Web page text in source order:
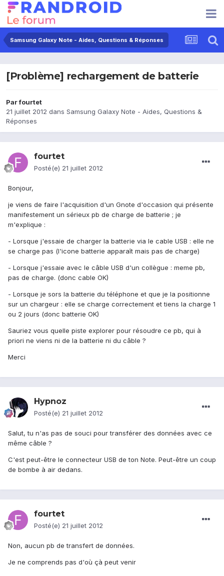
Samsung Galaxy Note - Aides, Questions & Réponses
[Problème] rechargement de batterie
Parfourtet
21 juillet 2012 dans Samsung Galaxy Note - Aides, Questions &
Réponses
fourtet
Posté(e) 21 juillet 2012
Bonjour,
je viens de faire l'acquisition d'un Gnote d'occasion qui présente
manifestement un sérieux pb de charge de batterie ; je
m'explique :
- Lorsque j'essaie de charger la batterie via le cable USB : elle ne
se charge pas (l'icone batterie apparaît mais pas de charge)
- Lorsque j'essaie avec le câble USB d'un collègue : meme pb,
pas de charge. (donc cable OK)
- Lorsque je sors la batterie du téléphone et que je la positionne
sur un chargeur : elle se charge correctement et tiens la charge 1
ou 2 jours (donc batterie OK)
Sauriez vous quelle piste explorer pour résoudre ce pb, qui à
priori ne viens ni de la batterie ni du câble ?
Merci
Hypnoz
Posté(e) 21 juillet 2012
Salut, tu n'as pas de souci pour transférer des données avec ce
même câble ?
C'est peut-être le connecteur USB de ton Note. Peut-être un coup
de bombe à air dedans.
fourtet
Posté(e) 21 juillet 2012
Non, aucun pb de transfert de données.
Je ne comprends pas d'où çà peut venir